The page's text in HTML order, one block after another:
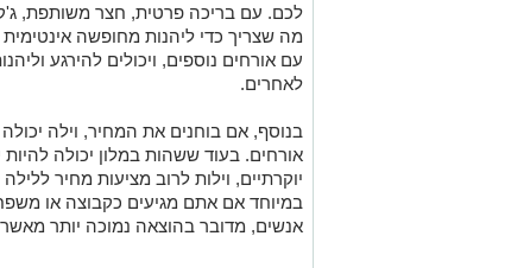
לכם. עם בריכה פרטית, חצר משותפת,
מה שצריך כדי ליהנות מחופשה
עם אורחים נוספים, ויכולים להירגע
לאחרים.
בנוסף, אם בוחנים את המחיר, וילה
אורחים. בעוד ששהות במלון יכולה
יוקרתיים, וילות לרוב מציעות מחיר
במיוחד אם אתם מגיעים כקבוצה או
אנשים, מדובר בהוצאה נמוכה יותר